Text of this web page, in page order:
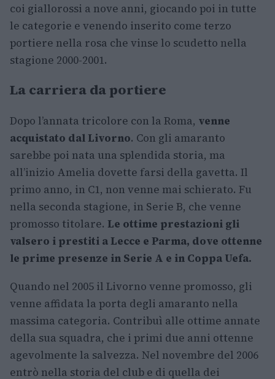
coi giallorossi a nove anni, giocando poi in tutte
le categorie e venendo inserito come terzo
portiere nella rosa che vinse lo scudetto nella
stagione 2000-2001.
La carriera da portiere
Dopo l’annata tricolore con la Roma, venne
acquistato dal Livorno. Con gli amaranto
sarebbe poi nata una splendida storia, ma
all’inizio Amelia dovette farsi della gavetta. Il
primo anno, in C1, non venne mai schierato. Fu
nella seconda stagione, in Serie B, che venne
promosso titolare. Le ottime prestazioni gli
valsero i prestiti a Lecce e Parma, dove ottenne
le prime presenze in Serie A e in Coppa Uefa.
Quando nel 2005 il Livorno venne promosso, gli
venne affidata la porta degli amaranto nella
massima categoria. Contribuì alle ottime annate
della sua squadra, che i primi due anni ottenne
agevolmente la salvezza. Nel novembre del 2006
entrò nella storia del club e di quella dei